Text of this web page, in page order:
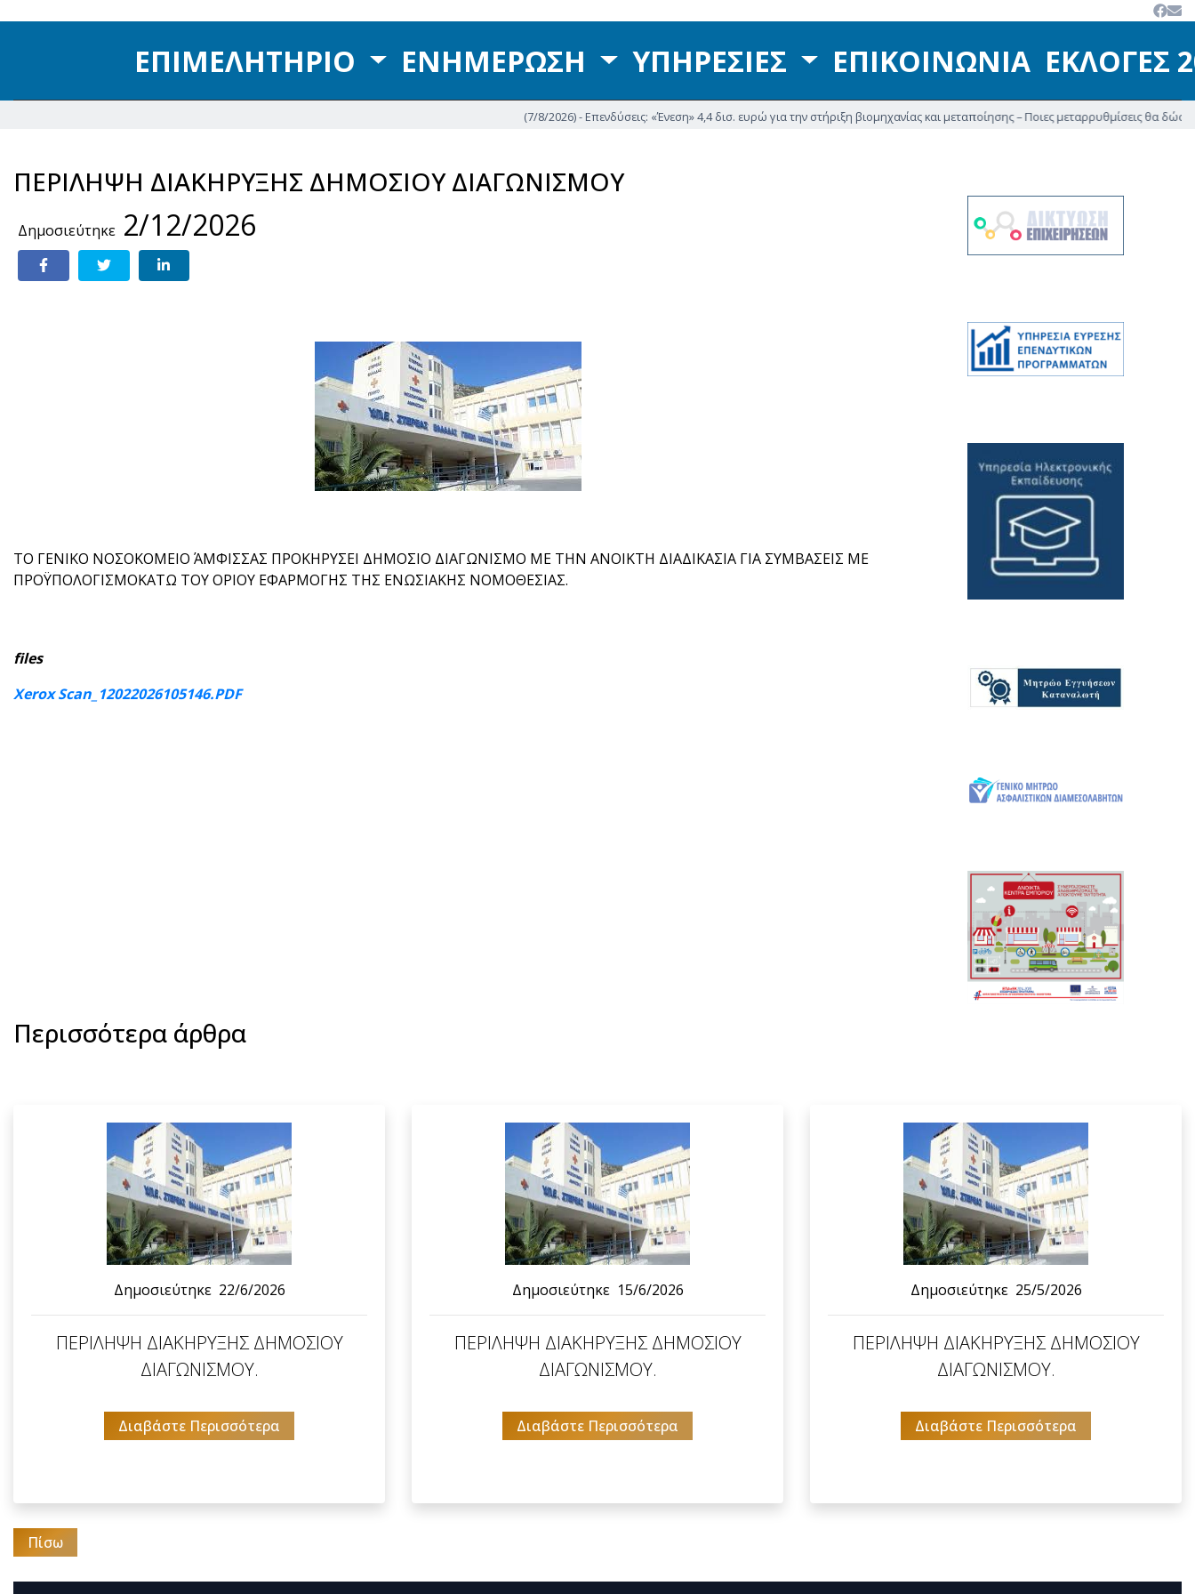
ΕΠΙΜΕΛΗΤΗΡΙΟ ΕΝΗΜΕΡΩΣΗ ΥΠΗΡΕΣΙΕΣ ΕΠΙΚΟΙΝΩΝΙΑ ΕΚΛΟΓΕΣ
(7/8/2026) - Επενδύσεις: «Ένεση» 4,4 δισ. ευρώ για την στήριξη βιομηχανίας και μεταποίησης – Ποιες μεταρρυθμίσεις θα δώσουν νέα
ΠΕΡΙΛΗΨΗ ΔΙΑΚΗΡΥΞΗΣ ΔΗΜΟΣΙΟΥ ΔΙΑΓΩΝΙΣΜΟΥ
Δημοσιεύτηκε2/12/2026
ΤΟ ΓΕΝΙΚΟ ΝΟΣΟΚΟΜΕΙΟ ΆΜΦΙΣΣΑΣ ΠΡΟΚΗΡΥΣΕΙ ΔΗΜΟΣΙΟ ΔΙΑΓΩΝΙΣΜΟ ΜΕ ΤΗΝ ΑΝΟΙΚΤΗ ΔΙΑΔΙΚΑΣΙΑ ΓΙΑ ΣΥΜΒΑΣΕΙΣ ΜΕ
ΠΡΟΫΠΟΛΟΓΙΣΜΟΚΑΤΩ ΤΟΥ ΟΡΙΟΥ ΕΦΑΡΜΟΓΗΣ ΤΗΣ ΕΝΩΣΙΑΚΗΣ ΝΟΜΟΘΕΣΙΑΣ.
files
Xerox Scan_12022026105146.PDF
Περισσότερα άρθρα
Δημοσιεύτηκε 22/6/2026
ΠΕΡΙΛΗΨΗ ΔΙΑΚΗΡΥΞΗΣ ΔΗΜΟΣΙΟΥ
ΔΙΑΓΩΝΙΣΜΟΥ.
Διαβάστε Περισσότερα
Δημοσιεύτηκε 15/6/2026
ΠΕΡΙΛΗΨΗ ΔΙΑΚΗΡΥΞΗΣ ΔΗΜΟΣΙΟΥ
ΔΙΑΓΩΝΙΣΜΟΥ.
Διαβάστε Περισσότερα
Δημοσιεύτηκε 25/5/2026
ΠΕΡΙΛΗΨΗ ΔΙΑΚΗΡΥΞΗΣ ΔΗΜΟΣΙΟΥ
ΔΙΑΓΩΝΙΣΜΟΥ.
Διαβάστε Περισσότερα
Πίσω